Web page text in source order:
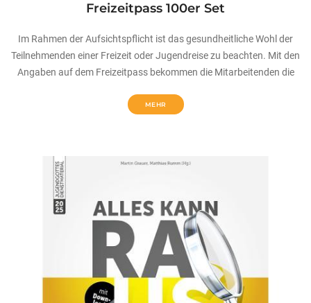
Freizeitpass 100er Set
Im Rahmen der Aufsichtspflicht ist das gesundheitliche Wohl der
Teilnehmenden einer Freizeit oder Jugendreise zu beachten. Mit den
Angaben auf dem Freizeitpass bekommen die Mitarbeitenden die
MEHR